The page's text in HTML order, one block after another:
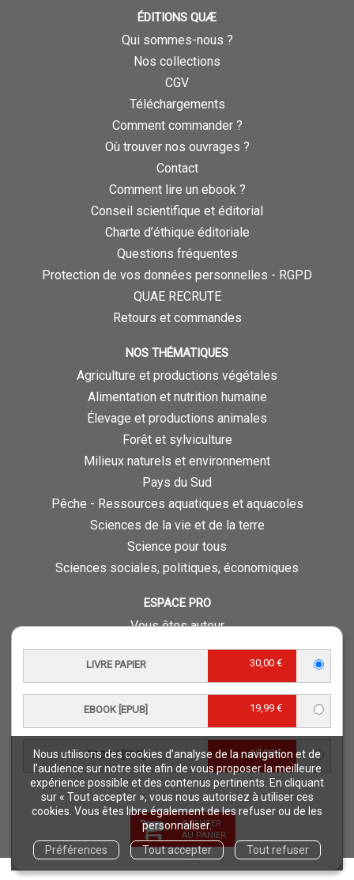
Nous utilisons des cookies d’analyse de la navigation et de
l’audience sur notre site afin de vous proposer la meilleure
expérience possible et des contenus pertinents. En cliquant
sur « Tout accepter », vous nous autorisez à utiliser ces
cookies. Vous êtes libre également de les refuser ou de les
personnaliser.
Préférences
Tout accepter Tout refuser
LIVRE PAPIER 30,00 €
EBOOK [EPUB] 19,99 €
EBOOK [PDF] 19,99 €
AJOUTER
AU PANIER
ÉDITIONS QUÆ
Qui sommes-nous ?
Nos collections
CGV
Téléchargements
Comment commander ?
Où trouver nos ouvrages ?
Contact
Comment lire un ebook ?
Conseil scientifique et éditorial
Charte d’éthique éditoriale
Questions fréquentes
Protection de vos données personnelles - RGPD
QUAE RECRUTE
Retours et commandes
NOS THÉMATIQUES
Agriculture et productions végétales
Alimentation et nutrition humaine
Élevage et productions animales
Forêt et sylviculture
Milieux naturels et environnement
Pays du Sud
Pêche - Ressources aquatiques et aquacoles
Sciences de la vie et de la terre
Science pour tous
Sciences sociales, politiques, économiques
ESPACE PRO
Vous êtes auteur
Vous êtes journaliste
Vous êtes libraire
Foreign rights
Procédure d'évaluation
NOTRE SITE
Quae © 2018
Mentions légales
Déclaration d'accessibilité